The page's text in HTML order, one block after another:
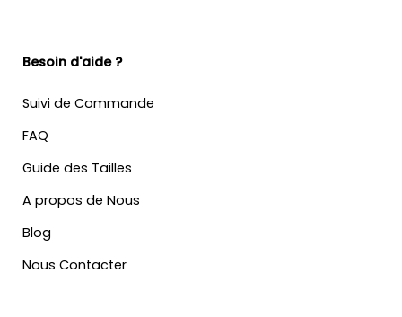
Besoin d'aide ?
Suivi de Commande
FAQ
Guide des Tailles
A propos de Nous
Blog
Nous Contacter